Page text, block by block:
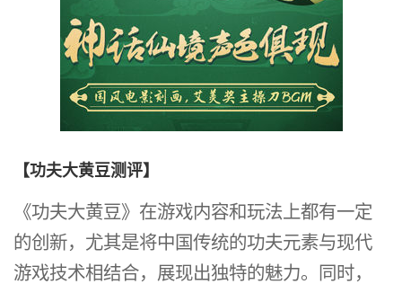
【功夫大黄豆测评】
《功夫大黄豆》在游戏内容和玩法上都有一定
的创新，尤其是将中国传统的功夫元素与现代
游戏技术相结合，展现出独特的魅力。同时，